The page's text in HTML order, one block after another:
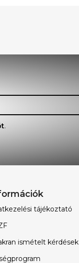
.
tájékoztató
ismételt kérdések